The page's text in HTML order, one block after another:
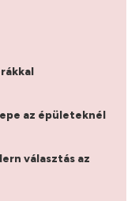
az épületeknél
választás az